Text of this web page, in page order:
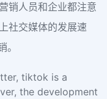
销人员和企业都注意
社交媒体的发展速
。
tiktok is a
the development